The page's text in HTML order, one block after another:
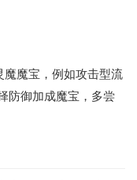
魔宝，例如攻击型流
防御加成魔宝，多尝